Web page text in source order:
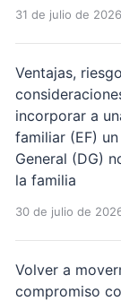
31 de julio de 2026
Ventajas,
incorporar a
familiar (EF)
General (DG)
la familia
30 de julio de
Volver a
compromiso